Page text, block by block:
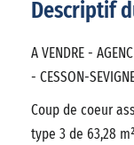
Descriptif
A VENDRE -
- CESSON-
Coup de coeur
type 3 de 63,28